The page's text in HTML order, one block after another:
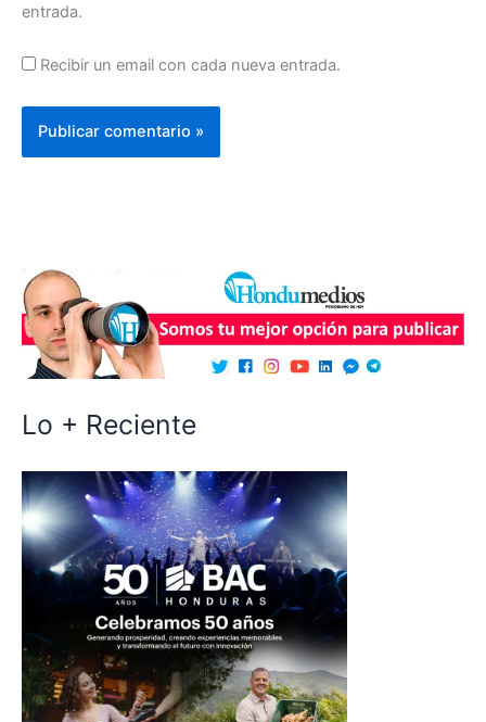
entrada.
Recibir un email con cada nueva entrada.
Lo + Reciente